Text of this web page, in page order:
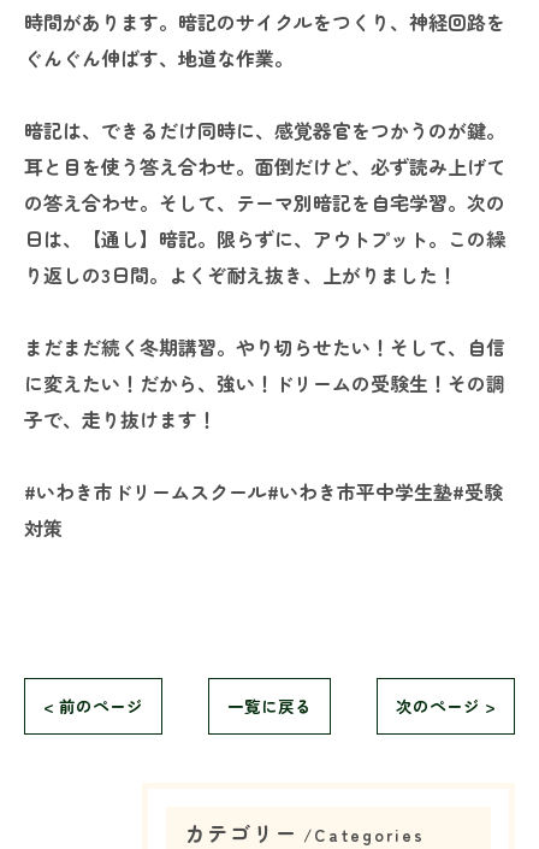
時間があります。暗記のサイクルをつくり、神経回路を
ぐんぐん伸ばす、地道な作業。
暗記は、できるだけ同時に、感覚器官をつかうのが鍵。
耳と目を使う答え合わせ。面倒だけど、必ず読み上げて
の答え合わせ。そして、テーマ別暗記を自宅学習。次の
日は、【通し】暗記。限らずに、アウトプット。この繰
り返しの3日間。よくぞ耐え抜き、上がりました！
まだまだ続く冬期講習。やり切らせたい！そして、自信
に変えたい！だから、強い！ドリームの受験生！その調
子で、走り抜けます！
#いわき市ドリームスクール#いわき市平中学生塾#受験
対策
< 前のページ 一覧に戻る 次のページ >
カテゴリー Categories